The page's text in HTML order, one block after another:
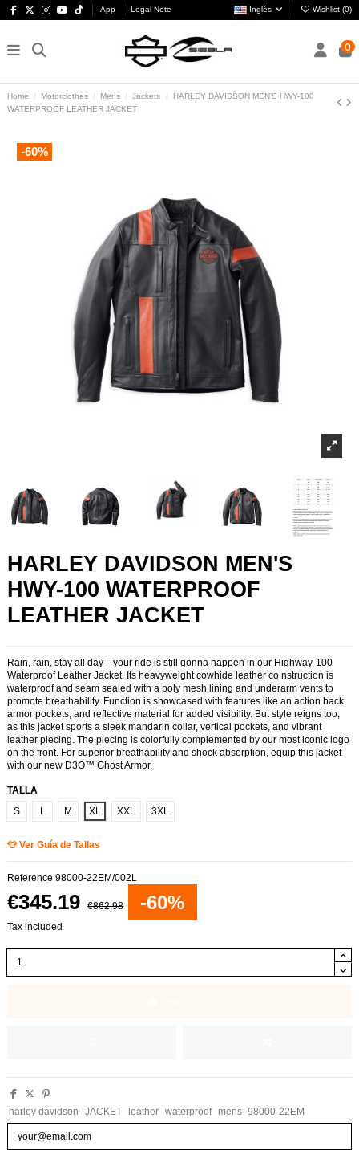
App Legal Note Inglés Wishlist (0)
0
Home Motorclothes Mens Jackets
HARLEY DAVIDSON MEN'S HWY-100
WATERPROOF LEATHER JACKET
-60%
HARLEY DAVIDSON MEN'S
HWY-100 WATERPROOF
LEATHER JACKET
Rain, rain, stay all day—your ride is still gonna happen in our Highway-100
Waterproof Leather Jacket. Its heavyweight cowhide leather co nstruction is
waterproof and seam sealed with a poly mesh lining and underarm vents to
promote breathability. Function is showcased with features like an action back,
armor pockets, and reflective material for added visibility. But style reigns too,
as this jacket sports a sleek mandarin collar, vertical pockets, and vibrant
leather piecing. The piecing is colorfully complemented by our most iconic logo
on the front. For superior breathability and shock absorption, equip this jacket
with our new D3O™ Ghost Armor.
TALLA
S
L M XL XXL 3XL
👕 Ver Guía de Tallas
Reference 98000-22EM/002L
€345.19 €862.98 -60%
Tax included
harley davidson JACKET leather waterproof mens 98000-22EM